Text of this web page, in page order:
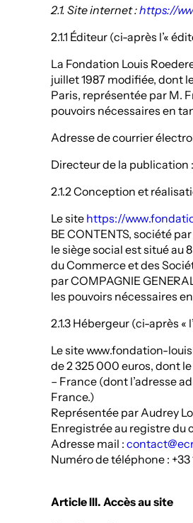
2.1. Site internet :https://
2.1.1 Éditeur (ci-après l’«
La Fondation Louis
juillet 1987 modifiée, dont
Paris, représentée par M.
pouvoirs nécessaires en
Adresse de courrier
Directeur de la publication
2.1.2 Conception et
Le site https://
BE CONTENTS, société
le siège social est situé au
du Commerce et des
par COMPAGNIE
les pouvoirs nécessaires
2.1.3 Hébergeur (ci-après «
Le site www.fondation-
de 2 325 000 euros, dont
– France (dont l’adresse
France.)
Représentée par Audrey
Enregistrée au registre du
Adresse mail :
Numéro de téléphone : +33
Article III. Accès au site